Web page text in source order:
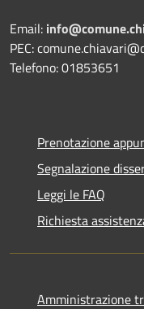
Email:
PEC:
Telefono: 01853651
Prenotazione
Segnalazione
Leggi le FAQ
Richiesta
Amministrazione